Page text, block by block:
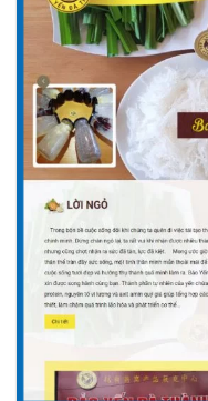
Chi tiết